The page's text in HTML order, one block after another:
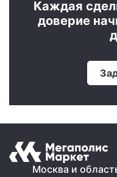
Каждая
доверие
Москва и